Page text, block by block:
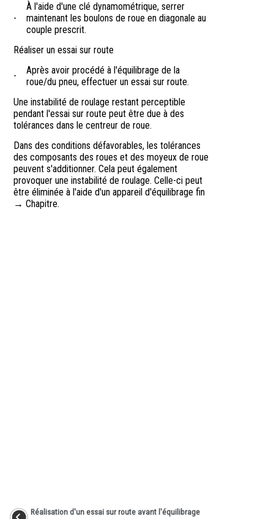
-
À l'aide d'une clé dynamométrique, serrer
maintenant les boulons de roue en diagonale au
couple prescrit.
Réaliser un essai sur route
-
Après avoir procédé à l'équilibrage de la
roue/du pneu, effectuer un essai sur route.
Une instabilité de roulage restant perceptible
pendant l'essai sur route peut être due à des
tolérances dans le centreur de roue.
Dans des conditions défavorables, les tolérances
des composants des roues et des moyeux de roue
peuvent s'additionner. Cela peut également
provoquer une instabilité de roulage. Celle-ci peut
être éliminée à l'aide d'un appareil d'équilibrage fin
→ Chapitre.
Réalisation d'un essai sur route avant l'équilibrage